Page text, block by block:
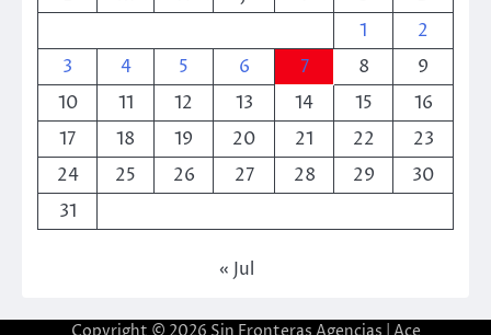
1
2
3
4 5 6 7 8
9
10
11 12 13 14 15
16
17
18 19 20 21 22
23
24
25 26 27 28 29
30
31
« Jul
Copyright © 2026 Sin Fronteras Agencias | Ace